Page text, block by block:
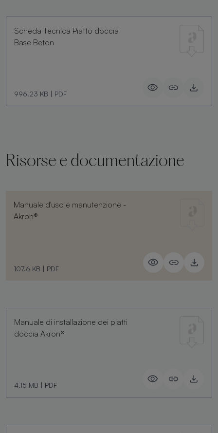
Scheda Tecnica Piatto doccia
Base Beton
996.23 KB | PDF
Risorse e documentazione
Manuale d'uso e manutenzione -
Akron®
107.6 KB | PDF
Manuale di installazione dei piatti
doccia Akron®
4.15 MB | PDF